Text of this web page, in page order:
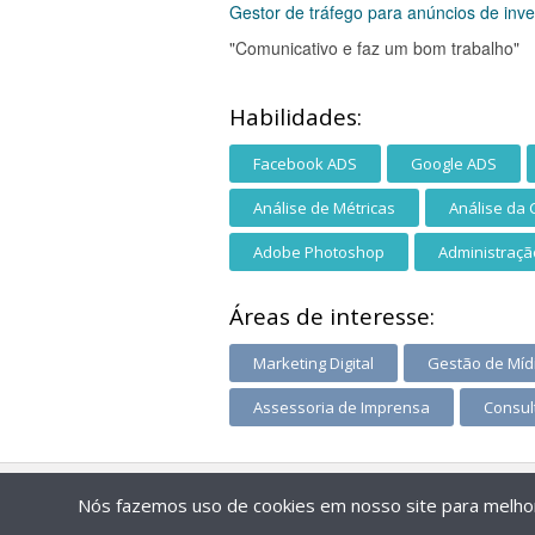
Gestor de tráfego para anúncios de
"Comunicativo e faz um bom trabalho"
Habilidades:
Facebook ADS Google ADS
Análise de Métricas Análise da
Adobe Photoshop
Áreas de interesse:
Marketing Digital Gestão de
Assessoria de Imprensa
Nós fazemos uso de cookies em nosso site para